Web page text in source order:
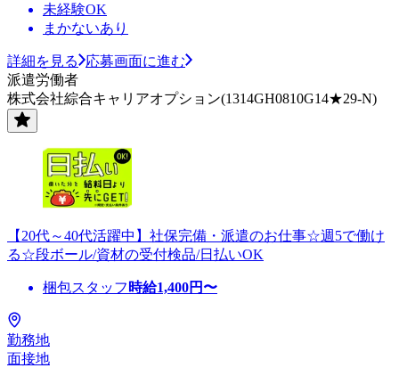
未経験OK
まかないあり
詳細を見る
応募画面に進む
派遣労働者
株式会社綜合キャリアオプション(1314GH0810G14★29-N)
【20代～40代活躍中】社保完備・派遣のお仕事☆週5で働け
る☆段ボール/資材の受付検品/日払いOK
梱包スタッフ 時給1,400円〜
勤務地
面接地